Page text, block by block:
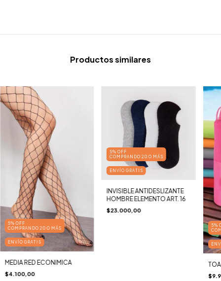
Productos similares
5% OFF
COMPRANDO 20 O MÁS
ENVÍO GRATIS
MEDIA RED ECONIMICA
$4.100,00
5% OFF
COMPRANDO 20 O MÁS
ENVÍO GRATIS
INVISIBLE ANTIDESLIZANTE
HOMBRE ELEMENTO ART. 16
$23.000,00
5%